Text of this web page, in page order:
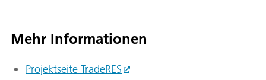
Mehr Informationen
Projektseite TradeRES